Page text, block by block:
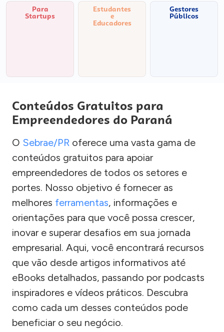
Para
Startups
Estudantes
e
Educadores
Gestores
Públicos
Conteúdos Gratuitos para
Empreendedores do Paraná
O Sebrae/PR oferece uma vasta gama de
conteúdos gratuitos para apoiar
empreendedores de todos os setores e
portes. Nosso objetivo é fornecer as
melhores ferramentas, informações e
orientações para que você possa crescer,
inovar e superar desafios em sua jornada
empresarial. Aqui, você encontrará recursos
que vão desde artigos informativos até
eBooks detalhados, passando por podcasts
inspiradores e vídeos práticos. Descubra
como cada um desses conteúdos pode
beneficiar o seu negócio.